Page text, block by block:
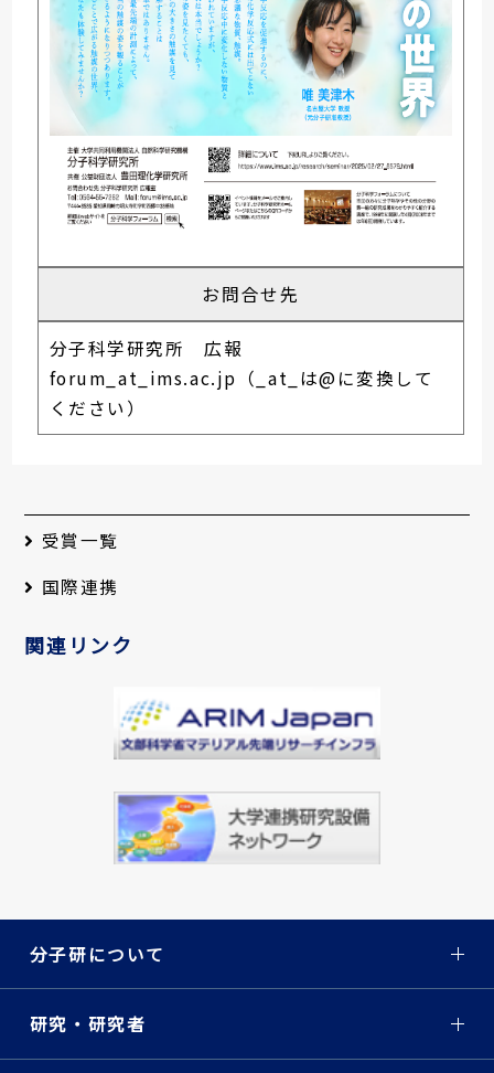
お問合せ先
分子科学研究所 広報
forum_at_ims.ac.jp（_at_は@に変換して
ください）
受賞一覧
国際連携
関連リンク
分子研について
研究・研究者